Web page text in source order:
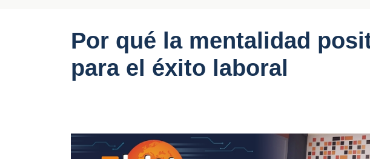
Por qué la mentalidad
para el éxito laboral